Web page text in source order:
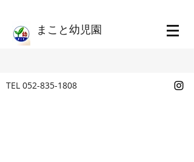
​まこと幼児園
TEL 052-835-1808